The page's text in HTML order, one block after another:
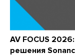
AV FOCUS
решения